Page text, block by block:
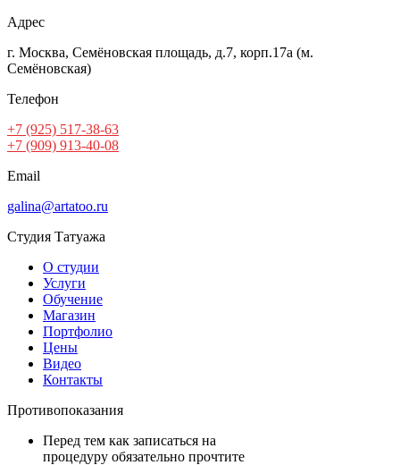
Адрес
г. Москва, Семёновская площадь, д.7, корп.17а (м.
Семёновская)
Телефон
+7 (925) 517-38-63
+7 (909) 913-40-08
Email
galina@artatoo.ru
Студия Татуажа
О студии
Услуги
Обучение
Магазин
Портфолио
Цены
Видео
Контакты
Противопоказания
Перед тем как записаться на
процедуру обязательно прочтите